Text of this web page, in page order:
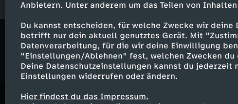
Anbietern. Unter anderem um das Teilen von
Du kannst entscheiden, für welche Zwecke wir
betrifft nur dein aktuell genutztes Gerät. Mit
Datenverarbeitung, für die wir deine Einwilligung
"Einstellungen/Ablehnen" fest, welchen Zwecken
Deine Datenschutzeinstellungen kannst du
Einstellungen widerrufen oder ändern.
Hier findest du das Impressum.
Ähnliche Inhalte entdecken
Politik Livestream informativ